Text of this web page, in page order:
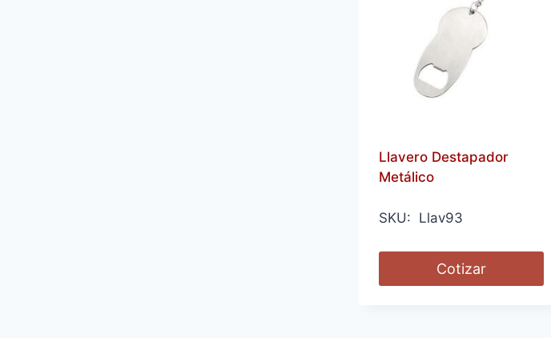
Llavero Destapador
Metálico
SKU: Llav93
Cotizar